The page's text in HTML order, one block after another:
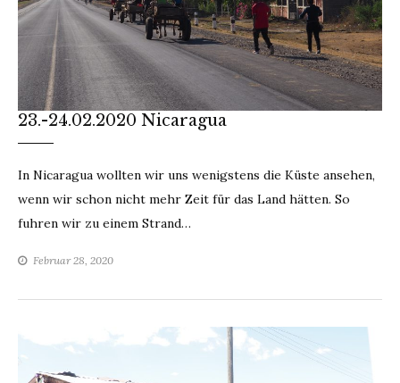
23.-24.02.2020 Nicaragua
In Nicaragua wollten wir uns wenigstens die Küste ansehen,
wenn wir schon nicht mehr Zeit für das Land hätten. So
fuhren wir zu einem Strand…
Februar 28, 2020